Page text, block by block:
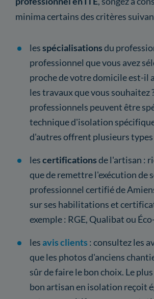
minima certains des critères
lesspécialisationsdu
professionnel que vous avez
proche de votre domicile est-il
les travaux que vous souhaitez
professionnels peuvent être
technique d'isolation
d'autres offrent plusieurs types
lescertificationsde l'artisan :
que de remettre l'exécution de
professionnel certifié de
sur ses habilitations et
exemple : RGE, Qualibat ou
lesavis clients : consultez les
que les photos d'anciens
sûr de faire le bon choix. Le
bon artisan en isolation reçoit